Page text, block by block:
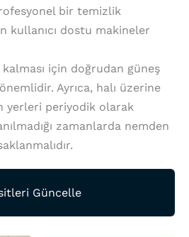
bir temizlik
kullanıcı dostu makineler
için doğrudan güneş
önemlidir. Ayrıca, halı üzerine
yerleri periyodik olarak
zamanlarda nemden
Güncelle